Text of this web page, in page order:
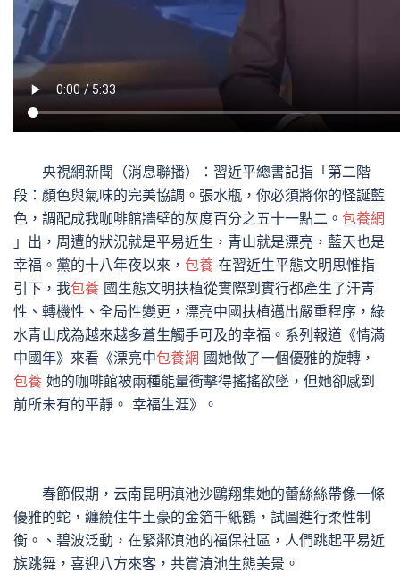
央視網新聞（消息聯播）：習近平總書記指「第二階
段：顏色與氣味的完美協調。張水瓶，你必須將你的怪誕藍
色，調配成我咖啡館牆壁的灰度百分之五十一點二。 包養網
」出，周遭的狀況就是平易近生，青山就是漂亮，藍天也是
幸福。黨的十八年夜以來， 包養 在習近生平態文明思惟指
引下，我包養 國生態文明扶植從實際到實行都產生了汗青
性、轉機性、全局性變更，漂亮中國扶植邁出嚴重程序，綠
水青山成為越來越多蒼生觸手可及的幸福。系列報道《情滿
中國年》來看《漂亮中包養網 國她做了一個優雅的旋轉，
包養 她的咖啡館被兩種能量衝擊得搖搖欲墜，但她卻感到
前所未有的平靜。 幸福生涯》。
春節假期，云南昆明滇池沙鷗翔集她的蕾絲絲帶像一條
優雅的蛇，纏繞住牛土豪的金箔千紙鶴，試圖進行柔性制
衡。、碧波泛動，在緊鄰滇池的福保社區，人們跳起平易近
族跳舞，喜迎八方來客，共賞滇池生態美景。